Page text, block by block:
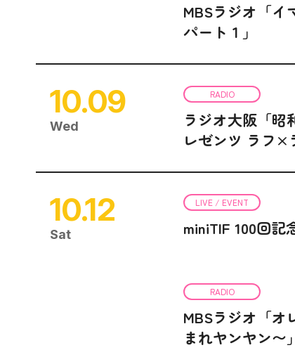
MBSラジオ「イ
パート１」
10.09
Wed
RADIO
ラジオ大阪「昭
レゼンツ ラフ×
10.12
Sat
LIVE / EVENT
miniTIF 100回記
RADIO
MBSラジオ「オ
まれヤンヤン〜」